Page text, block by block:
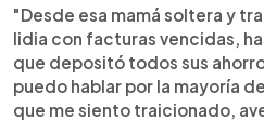
"Desde esa mamá soltera y
lidia con facturas vencidas,
que depositó todos sus
puedo hablar por la mayoría
que me siento traicionado,